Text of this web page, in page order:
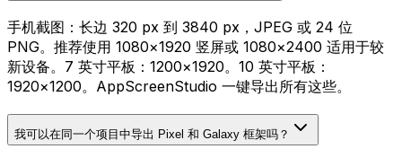
手机截图：长边 320 px 到 3840 px，JPEG 或 24 位
PNG。推荐使用 1080×1920 竖屏或 1080×2400 适用于较
新设备。7 英寸平板：1200×1920。10 英寸平板：
1920×1200。AppScreenStudio 一键导出所有这些。
我可以在同一个项目中导出 Pixel 和 Galaxy 框架吗？